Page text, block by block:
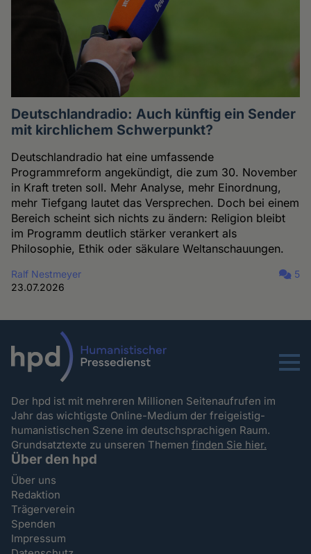
Deutschlandradio: Auch künftig ein Sender
mit kirchlichem Schwerpunkt?
Deutschlandradio hat eine umfassende
Programmreform angekündigt, die zum 30. November
in Kraft treten soll. Mehr Analyse, mehr Einordnung,
mehr Tiefgang lautet das Versprechen. Doch bei einem
Bereich scheint sich nichts zu ändern: Religion bleibt
im Programm deutlich stärker verankert als
Philosophie, Ethik oder säkulare Weltanschauungen.
Ralf Nestmeyer
23.07.2026
5
Menu
Der hpd ist mit mehreren Millionen Seitenaufrufen im
Jahr das wichtigste Online-Medium der freigeistig-
humanistischen Szene im deutschsprachigen Raum.
Grundsatztexte zu unseren Themenfinden Sie hier.
Über den hpd
Über uns
Redaktion
Trägerverein
Spenden
Impressum